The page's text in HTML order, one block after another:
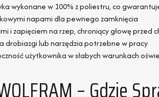
wykonane w 100% z poliestru, co
napami dla pewnego zamknięcia
i zapięciem na rzep, chroniący głowę przed
drobiazgi lub narzędzia potrzebne w pracy
użytkownika w słabych warunkach
– Gdzie